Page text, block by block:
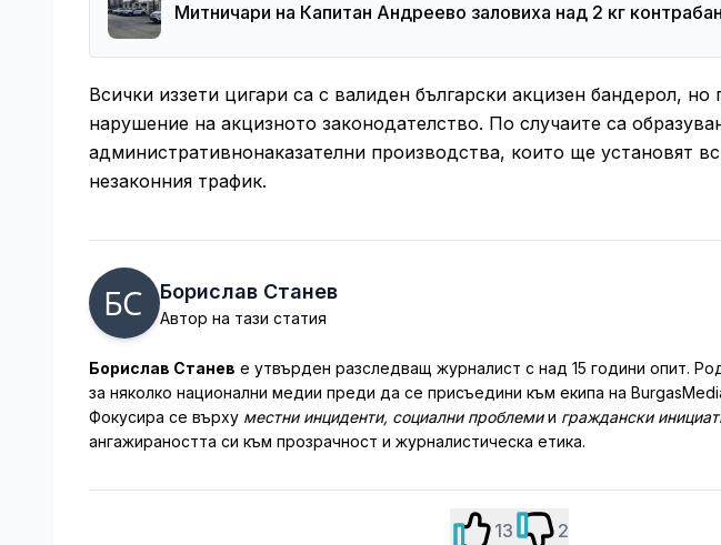
Митничари на Капитан Андреево заловиха над 2 кг
Всички иззети цигари са с валиден български акцизен бандерол, но
нарушение на акцизното законодателство. По случаите са
административнонаказателни производства, които ще установят
незаконния трафик.
Борислав Станев
Автор на тази статия
Борислав Станев е утвърден разследващ журналист с над 15 години опит.
за няколко национални медии преди да се присъедини към екипа на
Фокусира се върху местни инциденти, социални проблемии граждански
ангажираността си към прозрачност и журналистическа етика.
13 2